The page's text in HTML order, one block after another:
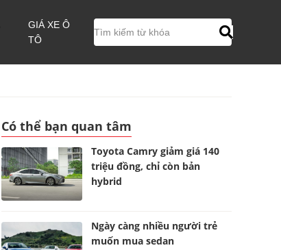
GIÁ XE Ô
TÔ
Có thể bạn quan tâm
Toyota Camry giảm giá 140
triệu đồng, chỉ còn bản
hybrid
Ngày càng nhiều người trẻ
muốn mua sedan